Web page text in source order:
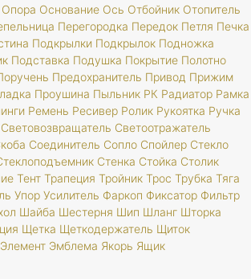
Опора Основание Ось Отбойник Отопитель
Перегородка Передок Петля Печка
Подкрылки Подкрылок Подножка
Подставка Подушка Покрытие Полотно
Предохранитель Привод Прижим
Проушина Пыльник РК Радиатор Рамка
Ремень Ресивер Ролик Рукоятка Ручка
Световозвращатель Светоотражатель
Соединитель Сопло Спойлер Стекло
Стенка Стойка Столик
Тент Трапеция Тройник Трос Трубка Тяга
Упор Усилитель Фаркоп Фиксатор Фильтр
Шайба Шестерня Шип Шланг Шторка
Щетка Щеткодержатель Щиток
Элемент Эмблема Якорь Ящик